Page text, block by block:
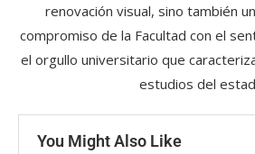
renovación visual, sino también
compromiso de la Facultad con el
el orgullo universitario que
estudios del
You Might Also Like